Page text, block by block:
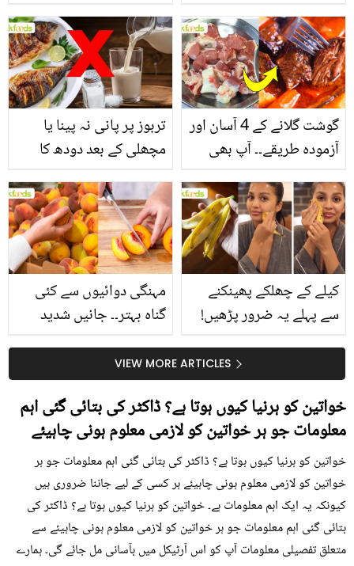
انگیز طبی فوائد
تربوز پر پانی نہ پینا یا
مچھلی کے بعد دودھ کا
سے متعلق غلط فہمیوں کی
حقیقت کیا ہے اور افواہ
کیا؟
گوشت گلانے کے 4 آسان اور
آزمودہ طریقے۔۔ آپ بھی
بتائے راز
مہنگی دوائیوں سے کئی
گناہ بہتر۔۔ جانیں شدید
کیوں کھانا چاہیے؟
کیلے کے چھلکے پھینکنے
سے پہلے یہ ضرور پڑھیں!
سستا اور قدرتی حلVIEW MORE ARTICLES
خواتین کو ہرنیا کیوں ہوتا ہے؟ ڈاکٹر کی بتائی گئی اہم
معلومات جو ہر خواتین کو لازمی معلوم ہونی چاہیئے
خواتین کو ہرنیا کیوں ہوتا ہے؟ ڈاکٹر کی بتائی گئی اہم معلومات جو ہر
خواتین کو لازمی معلوم ہونی چاہیئے ہر کسی کے لیے جاننا ضروری ہیں
کیونکہ یہ ایک اہم معلومات ہے۔ خواتین کو ہرنیا کیوں ہوتا ہے؟ ڈاکٹر کی
بتائی گئی اہم معلومات جو ہر خواتین کو لازمی معلوم ہونی چاہیئے سے
متعلق تفصیلی معلومات آپ کو اس آرٹیکل میں بآسانی مل جائے گی۔ ہمارے